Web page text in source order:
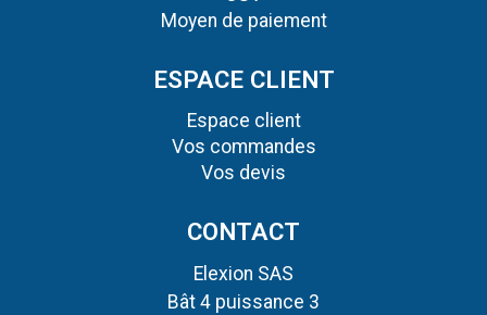
Moyen de paiement
ESPACE CLIENT
Espace client
Vos commandes
Vos devis
CONTACT
Elexion SAS
Bât 4 puissance 3